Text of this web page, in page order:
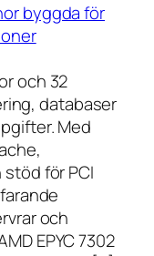
byggda för
och 32
databaser
Med
för PCI
och
EPYC 7302